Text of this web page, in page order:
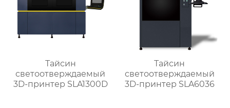
Тайсин
светоотверждаемый
3D-принтер SLA1300D
Тайсин
светоотверждаемый
3D-принтер SLA6036